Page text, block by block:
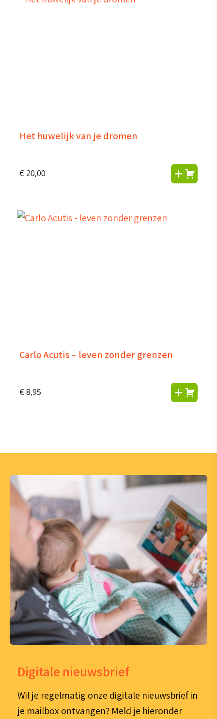
Het huwelijk van je dromen
€ 20,00
Carlo Acutis – leven zonder grenzen
€ 8,95
Digitale nieuwsbrief
Wil je regelmatig onze digitale nieuwsbrief in
je mailbox ontvangen? Meld je hieronder